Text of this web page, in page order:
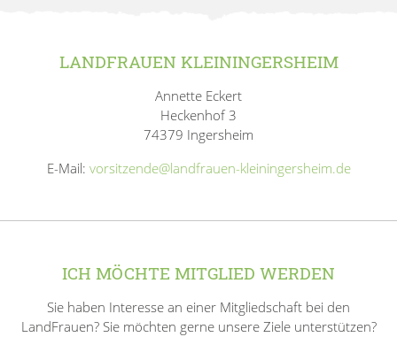
LANDFRAUEN KLEININGERSHEIM
Annette Eckert
Heckenhof 3
74379 Ingersheim
E-Mail: vorsitzende@landfrauen-kleiningersheim.de
ICH MÖCHTE MITGLIED WERDEN
Sie haben Interesse an einer Mitgliedschaft bei den
LandFrauen? Sie möchten gerne unsere Ziele unterstützen?